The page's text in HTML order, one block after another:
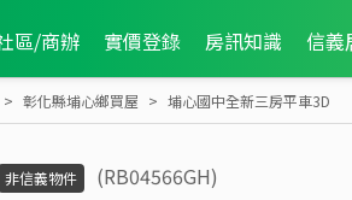
區/商辦 實價登錄 房訊知識 信義
彰化縣埔心鄉買屋 埔心國中全新三房平車3D
非信義物件
(RB04566GH)